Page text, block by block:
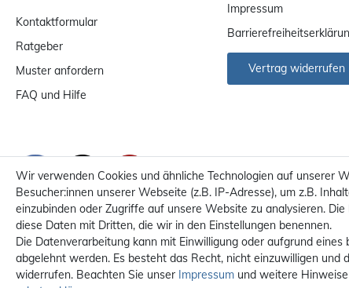
Kontaktformular
Ratgeber
Muster anfordern
FAQ und Hilfe
Impressum
Vertrag widerrufen
Alle Preise sind inkl.
Wir verwenden Cookies und ähnliche Technologien auf unserer
Besucher:innen unserer Webseite (z.B. IP-Adresse), um z.B.
einzubinden oder Zugriffe auf unsere Website zu analysieren.
diese Daten mit Dritten, die wir in den Einstellungen benennen.
Die Datenverarbeitung kann mit Einwilligung oder aufgrund
abgelehnt werden. Es besteht das Recht, nicht einzuwilligen
widerrufen. Beachten Sie unser Impressum und weitere